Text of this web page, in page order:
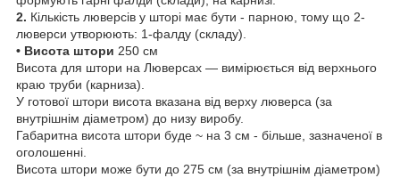
2. Кількість люверсів у шторі має бути - парною, тому що 2-
люверси утворюють: 1-фалду (складу).
• Висота штори 250 см
Висота для штори на Люверсах — вимірюється від верхнього
краю труби (карниза).
У готової штори висота вказана від верху люверса (за
внутрішнім діаметром) до низу виробу.
Габаритна висота штори буде ~ на 3 см - більше, зазначеної в
оголошенні.
Висота штори може бути до 275 см (за внутрішнім діаметром)